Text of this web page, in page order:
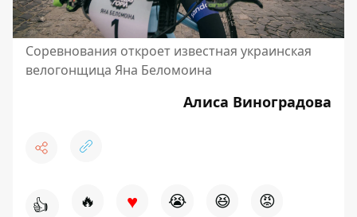
Соревнования откроет известная украинская
велогонщица Яна Беломоина
Алиса Виноградова
👍 🔥 ♥ 😭 😆 😡